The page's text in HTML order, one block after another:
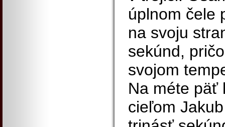
úplnom čele
na svoju
sekúnd,
svojom
Na méte päť
cieľom